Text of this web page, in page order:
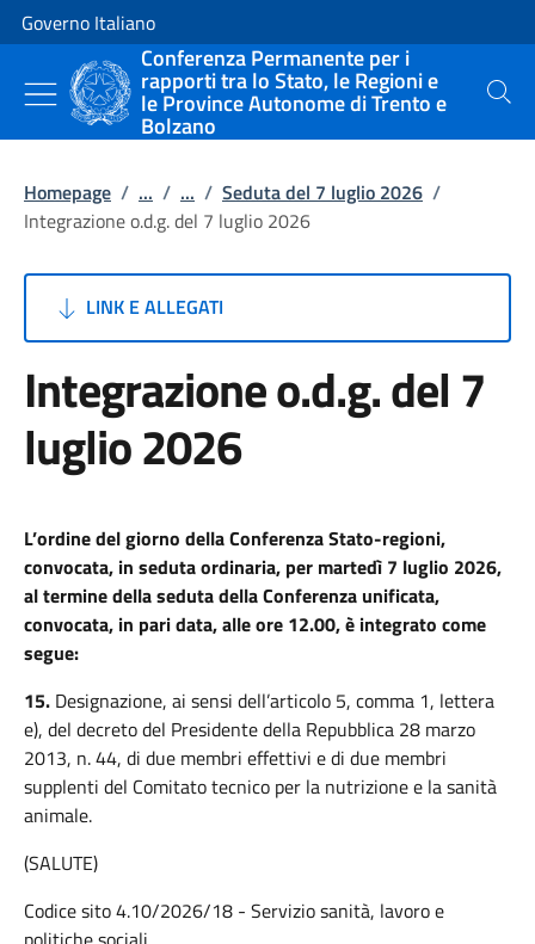
Vai al contenuto
Vai alla navigazione del sito
Governo Italiano
Conferenza Permanente per i
rapporti tra lo Stato, le Regioni e
le Province Autonome di Trento e
Bolzano
Cerca
Homepage / ... / ... / Seduta del 7 luglio 2026 /
Integrazione o.d.g. del 7 luglio 2026
LINK E ALLEGATI
Integrazione o.d.g. del 7
luglio 2026
L’ordine del giorno della Conferenza Stato-regioni,
convocata, in seduta ordinaria, per martedì 7 luglio 2026,
al termine della seduta della Conferenza unificata,
convocata, in pari data, alle ore 12.00, è integrato come
segue:
15. Designazione, ai sensi dell’articolo 5, comma 1, lettera
e), del decreto del Presidente della Repubblica 28 marzo
2013, n. 44, di due membri effettivi e di due membri
supplenti del Comitato tecnico per la nutrizione e la sanità
animale.
(SALUTE)
Codice sito 4.10/2026/18 - Servizio sanità, lavoro e